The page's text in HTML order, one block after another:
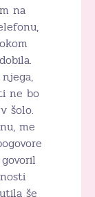
na
ne bo
šolo.
me
še